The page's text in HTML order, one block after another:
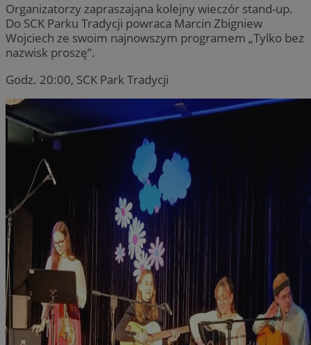
Organizatorzy zapraszająna kolejny wieczór stand-up.
Do SCK Parku Tradycji powraca Marcin Zbigniew
Wojciech ze swoim najnowszym programem „Tylko bez
nazwisk proszę”.
Godz. 20:00, SCK Park Tradycji